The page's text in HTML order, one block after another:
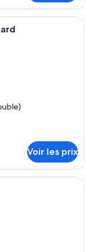
à coucher avec un lit,
Voir les prix
à coucher